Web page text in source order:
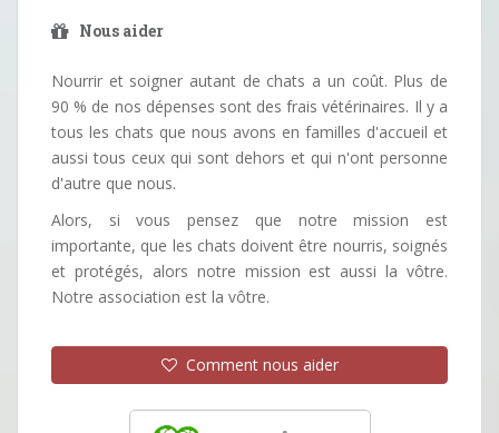
Nous aider
Nourrir et soigner autant de chats a un coût. Plus de
90 % de nos dépenses sont des frais vétérinaires. Il y a
tous les chats que nous avons en familles d'accueil et
aussi tous ceux qui sont dehors et qui n'ont personne
d'autre que nous.
Alors, si vous pensez que notre mission est
importante, que les chats doivent être nourris, soignés
et protégés, alors notre mission est aussi la vôtre.
Notre association est la vôtre.
Comment nous aider